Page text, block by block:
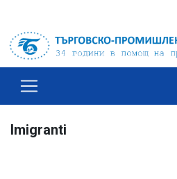
Imigranti